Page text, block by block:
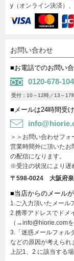
y（オンライン決済）
お問い合わせ
■お電話でのお問い
0120-678-104
受付：10～12時／13～17
■メールは24時間受
＞＞お問い合わせフォ
営業時間外に頂いたお
の配信になります。
※受注の状況により遅
〒598-0024 大阪府
■当店からのメール
1.ご入力頂いたメール
2.携帯アドレスでドメ
（→info@hiorie.com
3.「迷惑メールフォル
などの原因が考えられ
上記1、2 に該当する